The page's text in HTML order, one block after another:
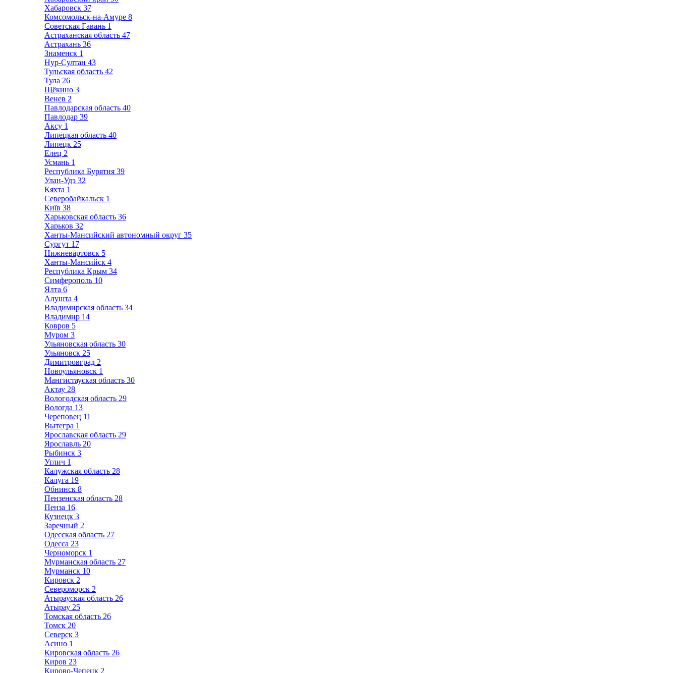
Хабаровск 37
Комсомольск-на-Амуре 8
Советская Гавань 1
Астраханская область 47
Астрахань 36
Знаменск 1
Нур-Султан 43
Тульская область 42
Тула 26
Щёкино 3
Венев 2
Павлодарская область 40
Павлодар 39
Аксу 1
Липецкая область 40
Липецк 25
Елец 2
Усмань 1
Республика Бурятия 39
Улан-Удэ 32
Кяхта 1
Северобайкальск 1
Київ 38
Харьковская область 36
Харьков 32
Ханты-Мансийский автономный округ 35
Сургут 17
Нижневартовск 5
Ханты-Мансийск 4
Республика Крым 34
Симферополь 10
Ялта 6
Алушта 4
Владимирская область 34
Владимир 14
Ковров 5
Муром 3
Ульяновская область 30
Ульяновск 25
Димитровград 2
Новоульяновск 1
Мангистауская область 30
Актау 28
Вологодская область 29
Вологда 13
Череповец 11
Вытегра 1
Ярославская область 29
Ярославль 20
Рыбинск 3
Углич 1
Калужская область 28
Калуга 19
Обнинск 8
Пензенская область 28
Пенза 16
Кузнецк 3
Заречный 2
Одесская область 27
Одесса 23
Черноморск 1
Мурманская область 27
Мурманск 10
Кировск 2
Североморск 2
Атырауская область 26
Атырау 25
Томская область 26
Томск 20
Северск 3
Асино 1
Кировская область 26
Киров 23
Кирово-Чепецк 2